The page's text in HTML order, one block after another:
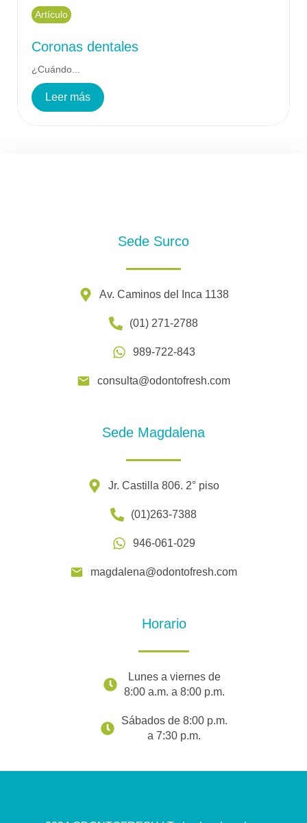
Artículo
Coronas dentales
¿Cuándo...
Leer más
Sede Surco
Av. Caminos del Inca 1138
(01) 271-2788
989-722-843
consulta@odontofresh.com
Sede Magdalena
Jr. Castilla 806. 2° piso
(01)263-7388
946-061-029
magdalena@odontofresh.com
Horario
Lunes a viernes de
8:00 a.m. a 8:00 p.m.
Sábados de 8:00 p.m.
a 7:30 p.m.